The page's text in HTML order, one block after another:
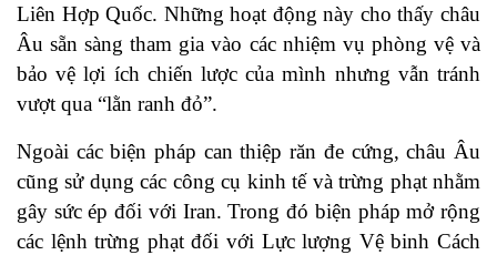
Liên Hợp Quốc. Những hoạt động này cho thấy châu
Âu sẵn sàng tham gia vào các nhiệm vụ phòng vệ và
bảo vệ lợi ích chiến lược của mình nhưng vẫn tránh
vượt qua “lằn ranh đỏ”.
Ngoài các biện pháp can thiệp răn đe cứng, châu Âu
cũng sử dụng các công cụ kinh tế và trừng phạt nhằm
gây sức ép đối với Iran. Trong đó biện pháp mở rộng
các lệnh trừng phạt đối với Lực lượng Vệ binh Cách